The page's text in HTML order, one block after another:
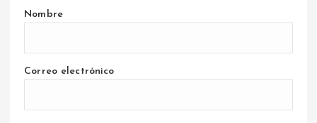
Nombre
Correo electrónico